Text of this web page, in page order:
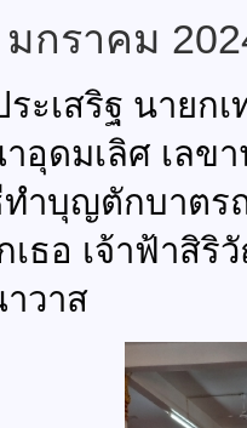
กราคม
ะเสริฐ นายก
อุดมเลิศ เลข
ำบุญตักบาตร
กเธอ เจ้าฟ้า
วาส